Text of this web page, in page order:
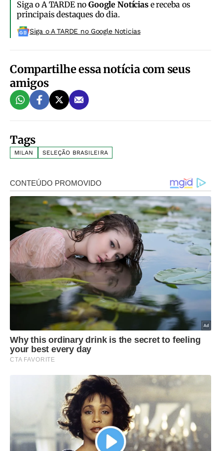
Siga o A TARDE noGoogle Notíciase receba os
principais destaques do dia.
Siga o A TARDE no Google Noticias
Compartilhe essa notícia com seus
amigos
Tags
MILAN SELEÇÃO BRASILEIRA